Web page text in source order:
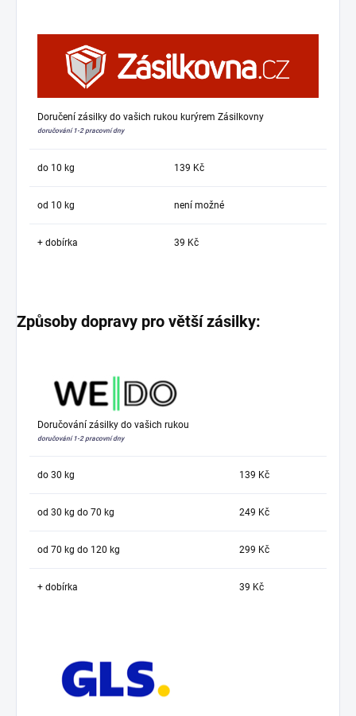
Doručení zásilky do vašich rukou kurýrem Zásilkovny
doručování 1-2 pracovní dny
do 10 kg 139 Kč
od 10 kg není možné
+ dobírka 39 Kč
Způsoby dopravy pro větší zásilky:
Doručování zásilky do vašich rukou
doručování 1-2 pracovní dny
do 30 kg 139 Kč
od 30 kg do 70 kg 249 Kč
od 70 kg do 120 kg 299 Kč
+ dobírka 39 Kč